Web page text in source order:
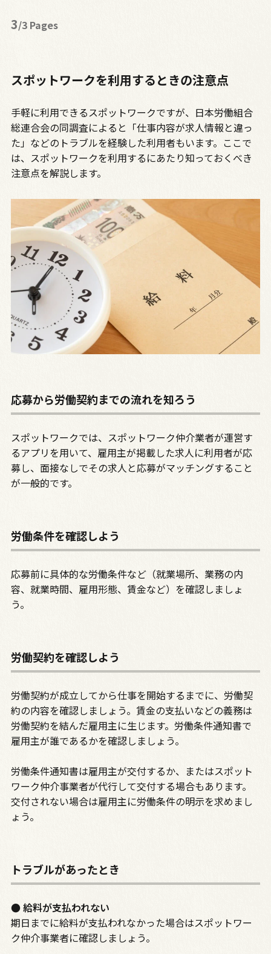
3/3 Pages
スポットワークを利用するときの注意点
手軽に利用できるスポットワークですが、日本労働組合
総連合会の同調査によると「仕事内容が求人情報と違っ
た」などのトラブルを経験した利用者もいます。ここで
は、スポットワークを利用するにあたり知っておくべき
注意点を解説します。
応募から労働契約までの流れを知ろう
スポットワークでは、スポットワーク仲介業者が運営す
るアプリを用いて、雇用主が掲載した求人に利用者が応
募し、面接なしでその求人と応募がマッチングすること
が一般的です。
労働条件を確認しよう
応募前に具体的な労働条件など（就業場所、業務の内
容、就業時間、雇用形態、賃金など）を確認しましょ
う。
労働契約を確認しよう
労働契約が成立してから仕事を開始するまでに、労働契
約の内容を確認しましょう。賃金の支払いなどの義務は
労働契約を結んだ雇用主に生じます。労働条件通知書で
雇用主が誰であるかを確認しましょう。
労働条件通知書は雇用主が交付するか、またはスポット
ワーク仲介事業者が代行して交付する場合もあります。
交付されない場合は雇用主に労働条件の明示を求めまし
ょう。
トラブルがあったとき
● 給料が支払われない
期日までに給料が支払われなかった場合はスポットワー
ク仲介事業者に確認しましょう。